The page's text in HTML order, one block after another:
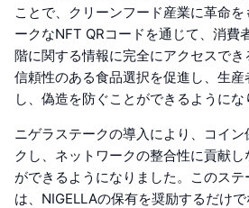
ことで、クリーンフード産業に革命
ークなNFT QRコードを通じて、消費
階に関する情報に完全にアクセスで
信頼性のある食品選択を促進し、生
し、偽造を防ぐことができるようにな
ニゲラステークの導入により、コイ
クし、ネットワークの整合性に貢献
ができるようになりました。このス
は、NIGELLAの保有を奨励するだけ